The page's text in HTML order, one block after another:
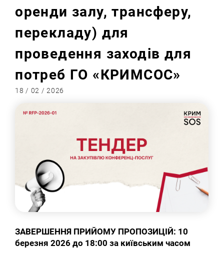
оренди залу, трансферу,
перекладу) для
проведення заходів для
потреб ГО «КРИМСОС»
18 / 02 / 2026
ЗАВЕРШЕННЯ ПРИЙОМУ ПРОПОЗИЦІЙ: 10
березня 2026 до 18:00 за київським часом